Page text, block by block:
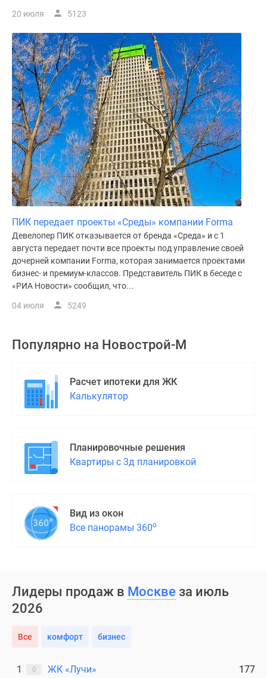
20 июля 5123
ПИК передает проекты «Среды» компании Forma
Девелопер ПИК отказывается от бренда «Среда» и с 1
августа передает почти все проекты под управление своей
дочерней компании Forma, которая занимается проектами
бизнес- и премиум-классов. Представитель ПИК в беседе с
«РИА Новости» сообщил, что...
04 июля 5249
Популярно на Новострой-М
Расчет ипотеки для ЖК
Калькулятор
Планировочные решения
Квартиры с 3д планировкой
Вид из окон
Все панорамы 360о
Лидеры продаж в Москве за июль
2026
Все комфорт бизнес
1 0 ЖК «Лучи» 177